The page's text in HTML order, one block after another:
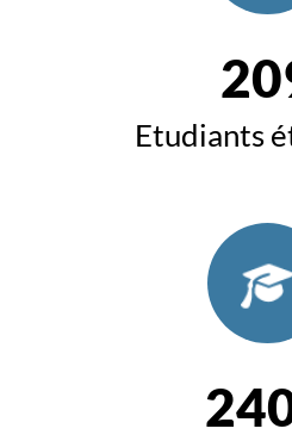
Etudiants